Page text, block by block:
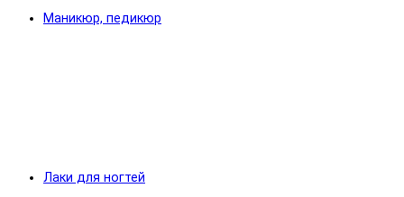
Маникюр, педикюр
Лаки для ногтей